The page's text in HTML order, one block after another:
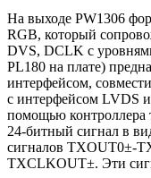
На выходе PW1306
RGB, который
DVS, DCLK с
PL180 на плате)
интерфейсом,
с интерфейсом LVDS
помощью контроллера
24-битный сигнал в
сигналов TXOUT0±-
TXCLKOUT±. Эти